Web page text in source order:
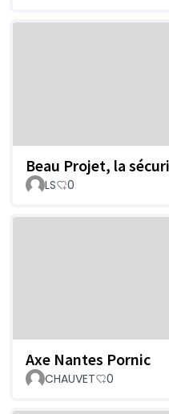
Beau Projet, la
LS 0
Axe Nantes Pornic
CHAUVET 0